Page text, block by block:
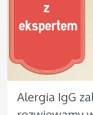
Alergia IgG